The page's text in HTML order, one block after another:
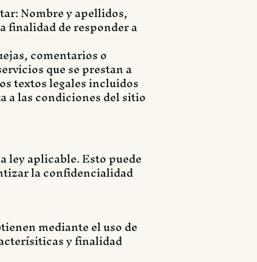
Nombre y apellidos,
finalidad de responder a
comentarios o
que se prestan a
textos legales incluidos
a las condiciones del sitio
ley aplicable. Esto puede
la confidencialidad
mediante el uso de
y finalidad